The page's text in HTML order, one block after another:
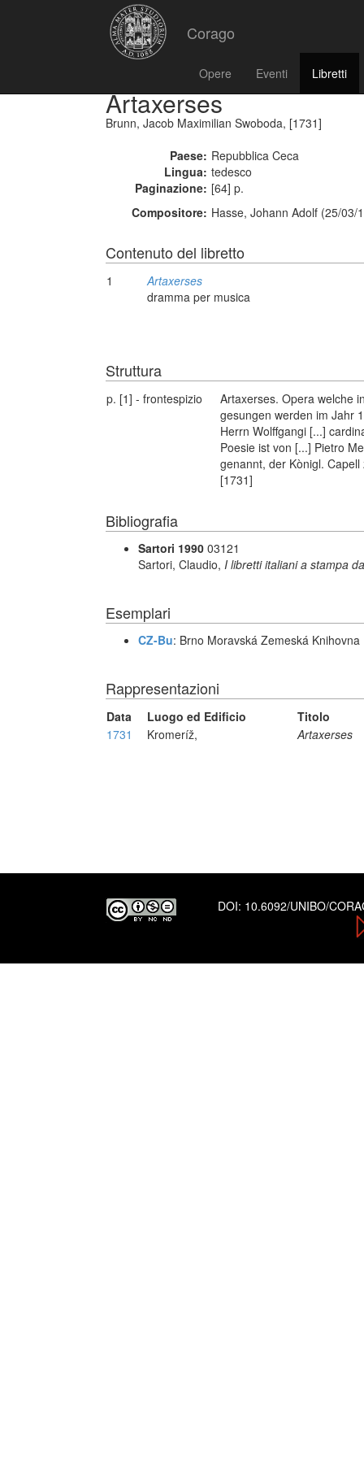
Corago
Opere Eventi Libretti
Artaxerses
Brunn, Jacob Maximilian Swoboda, [1731]
Paese: Repubblica Ceca
Lingua: tedesco
Paginazione: [64] p.
Compositore: Hasse, Johann Adolf (25/03/
Contenuto del libretto
1
Artaxerses
dramma per musica
Struttura
p. [1] - frontespizio
Artaxerses. Opera welche
gesungen werden im Jahr
Herrn Wolffgangi [...]
Poesie ist von [...] Pietro
genannt, der Kònigl.
[1731]
Bibliografia
Sartori 1990 03121
Sartori, Claudio, I libretti italiani a stampa
Esemplari
CZ-Bu: Brno Moravská Zemeská Knihovna
Rappresentazioni
Data Luogo ed Edificio
Titolo
1731
Kromeríž, Artaxerses
DOI: 10.6092/UNIBO/